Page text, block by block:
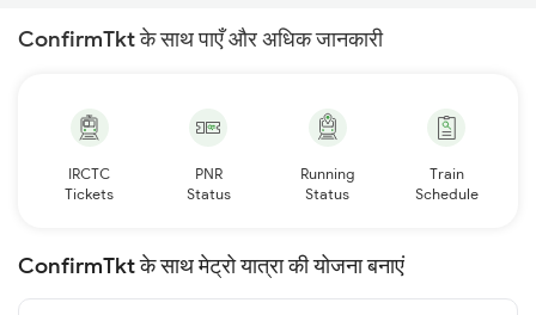
ConfirmTkt के साथ पाएँ और अधिक जानकारी
IRCTC
Tickets
PNR
Status
Running
Status
Train
Schedule
ConfirmTkt के साथ मेट्रो यात्रा की योजना बनाएं